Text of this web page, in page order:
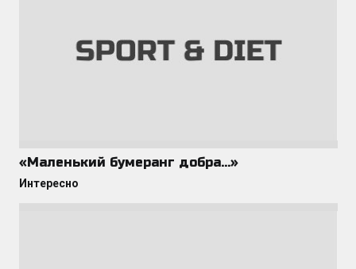
«Маленький бумеранг добра…»
Интересно